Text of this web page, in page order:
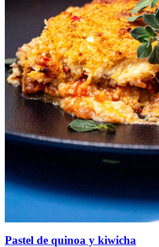
Pastel de quinoa y kiwicha